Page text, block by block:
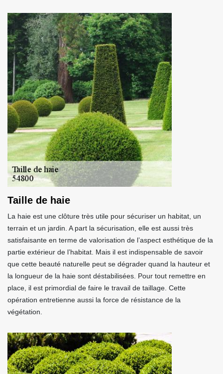
Taille de haie
La haie est une clôture très utile pour sécuriser un habitat, un
terrain et un jardin. A part la sécurisation, elle est aussi très
satisfaisante en terme de valorisation de l’aspect esthétique de la
partie extérieur de l’habitat. Mais il est indispensable de savoir
que cette beauté naturelle peut se dégrader quand la hauteur et
la longueur de la haie sont déstabilisées. Pour tout remettre en
place, il est primordial de faire le travail de taillage. Cette
opération entretienne aussi la force de résistance de la
végétation.